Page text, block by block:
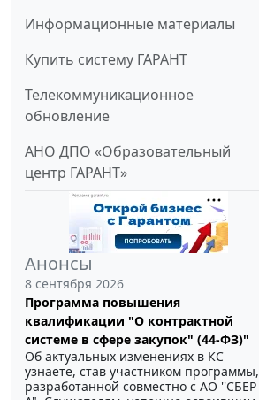
Информационные материалы
Купить систему ГАРАНТ
Телекоммуникационное
обновление
АНО ДПО «Образовательный
центр ГАРАНТ»
Анонсы
8 сентября 2026
Программа повышения
квалификации "О контрактной
системе в сфере закупок" (44-ФЗ)"
Об актуальных изменениях в КС
узнаете, став участником программы,
разработанной совместно с АО ''СБЕР